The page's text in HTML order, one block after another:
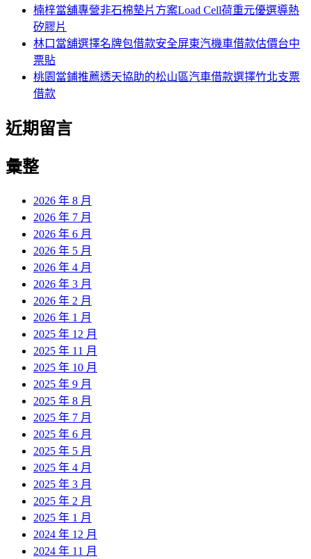
楠梓當舖專營非石棉墊片方案Load Cell荷重元優選導熱
矽膠片
林口當舖選擇名牌包借款安全屏東汽機車借款估價台中
票貼
桃園當鋪推薦透天協助的松山區汽車借款選擇竹北支票
借款
近期留言
彙整
2026 年 8 月
2026 年 7 月
2026 年 6 月
2026 年 5 月
2026 年 4 月
2026 年 3 月
2026 年 2 月
2026 年 1 月
2025 年 12 月
2025 年 11 月
2025 年 10 月
2025 年 9 月
2025 年 8 月
2025 年 7 月
2025 年 6 月
2025 年 5 月
2025 年 4 月
2025 年 3 月
2025 年 2 月
2025 年 1 月
2024 年 12 月
2024 年 11 月